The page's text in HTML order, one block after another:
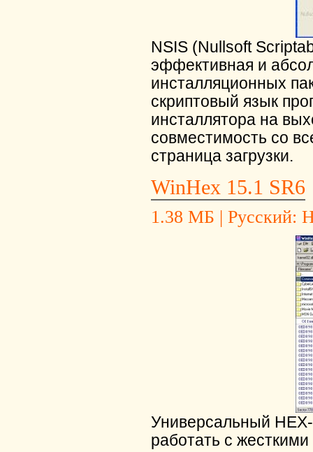
NSIS (Nullsoft
эффективная и
инсталляционных
скриптовый язык
инсталлятора на
совместимость со
страница загрузки.
WinHex 15.1 SR6
1.38 МБ | Русский:
Универсальный HEX-
работать с